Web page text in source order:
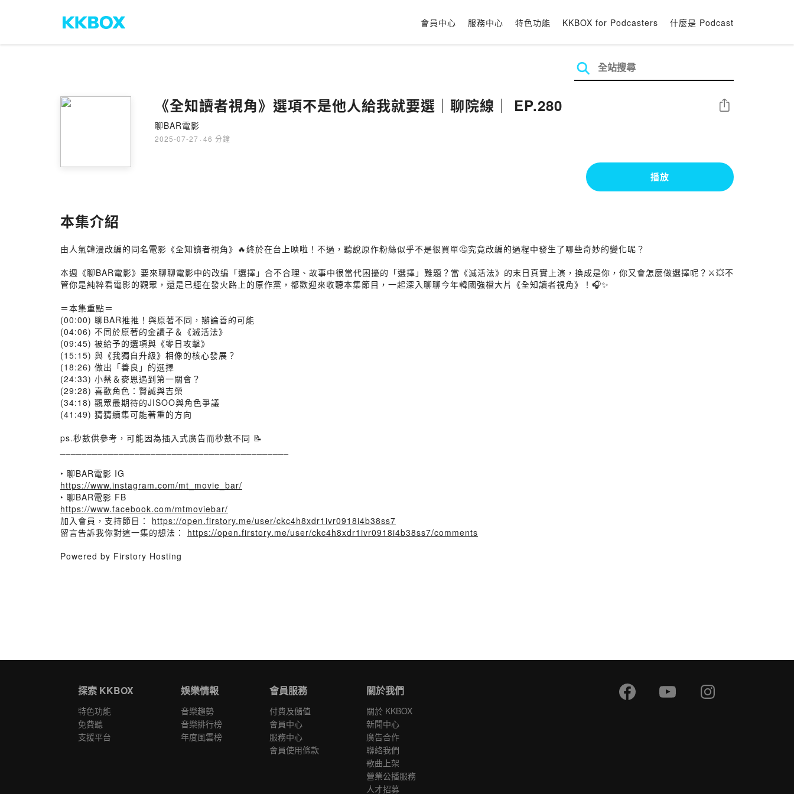
會員中心 服務中心 特色功能 KKBOX for Podcasters 什麼是 Podcast
《全知讀者視角》選項不是他人給我就要選｜聊院線｜ EP.280
聊BAR電影
2025-07-27 · 46 分鐘
分享
播放
本集介紹
由人氣韓漫改編的同名電影《全知讀者視角》🔥終於在台上映啦！不過，聽說原作粉絲似乎不是很買單🤔究竟改編的過程中發生了哪些奇妙的變化呢？
本週《聊BAR電影》要來聊聊電影中的改編「選擇」合不合理、故事中很當代困擾的「選擇」難題？當《滅活法》的末日真實上演，換成是你，你又會怎麼做選擇呢？⚔️💥不
管你是純粹看電影的觀眾，還是已經在發火路上的原作黨，都歡迎來收聽本集節目，一起深入聊聊今年韓國強檔大片《全知讀者視角》！🎧✨
＝本集重點＝
(00:00) 聊BAR推推！與原著不同，辯論善的可能
(04:06) 不同於原著的金讀子＆《滅活法》
(09:45) 被給予的選項與《零日攻擊》
(15:15) 與《我獨自升級》相像的核心發展？
(18:26) 做出「善良」的選擇
(24:33) 小蔡＆麥恩遇到第一關會？
(29:28) 喜歡角色：賢誠與吉榮
(34:18) 觀眾最期待的JISOO與角色爭議
(41:49) 猜猜續集可能著重的方向
ps.秒數供參考，可能因為插入式廣告而秒數不同 📝⠀
‣ 聊BAR電影 IG
https://www.instagram.com/mt_movie_bar/
‣ 聊BAR電影 FB
https://www.facebook.com/mtmoviebar/
加入會員，支持節目： https://open.firstory.me/user/ckc4h8xdr1ivr0918i4b38ss7
留言告訴我你對這一集的想法： https://open.firstory.me/user/ckc4h8xdr1ivr0918i4b38ss7/comments
Powered by Firstory Hosting
探索 KKBOX
特色功能
免費聽
支援平台
娛樂情報
音樂趨勢
音樂排行榜
年度風雲榜
會員服務
付費及儲值
會員中心
服務中心
會員使用條款
關於我們
關於 KKBOX
新聞中心
廣告合作
聯絡我們
歌曲上架
營業公播服務
人才招募